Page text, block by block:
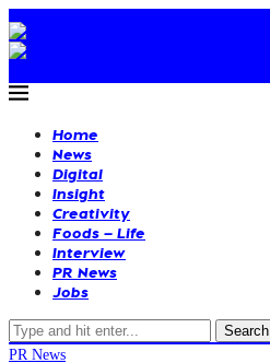
Home
News
Digital
Insight
Creativity
Foods – Life
Interview
PR News
Jobs
Search
PR News